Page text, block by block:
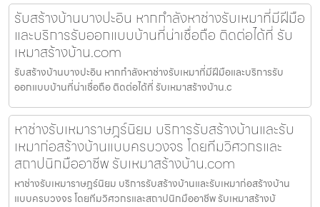
รับสร้างบ้านบางปะอิน หากกำลังหาช่างรับเหมาที่มีฝีมือ
และบริการรับออกแบบบ้านที่น่าเชื่อถือ ติดต่อได้ที่ รับ
เหมาสร้างบ้าน.com
รับสร้างบ้านบางปะอิน หากกำลังหาช่างรับเหมาที่มีฝีมือและบริการรับ
ออกแบบบ้านที่น่าเชื่อถือ ติดต่อได้ที่ รับเหมาสร้างบ้าน.c
หาช่างรับเหมาราษฎร์นิยม บริการรับสร้างบ้านและรับ
เหมาก่อสร้างบ้านแบบครบวงจร โดยทีมวิศวกรและ
สถาปนิกมืออาชีพ รับเหมาสร้างบ้าน.com
หาช่างรับเหมาราษฎร์นิยม บริการรับสร้างบ้านและรับเหมาก่อสร้างบ้าน
แบบครบวงจร โดยทีมวิศวกรและสถาปนิกมืออาชีพ รับเหมาสร้างบ้